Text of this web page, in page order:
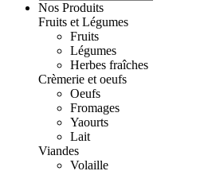
Nos Produits
Fruits et Légumes
Fruits
Légumes
Herbes fraîches
Crèmerie et oeufs
Oeufs
Fromages
Yaourts
Lait
Viandes
Volaille